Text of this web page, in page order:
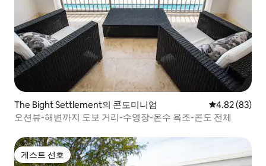
The Bight Settlement의 콘도미니엄 평점 4.82점(5
4.82 (83)
오션뷰-해변까지 도보 거리-수영장-온수 욕조-콘도 전체
게스트 선호
게스트 선호